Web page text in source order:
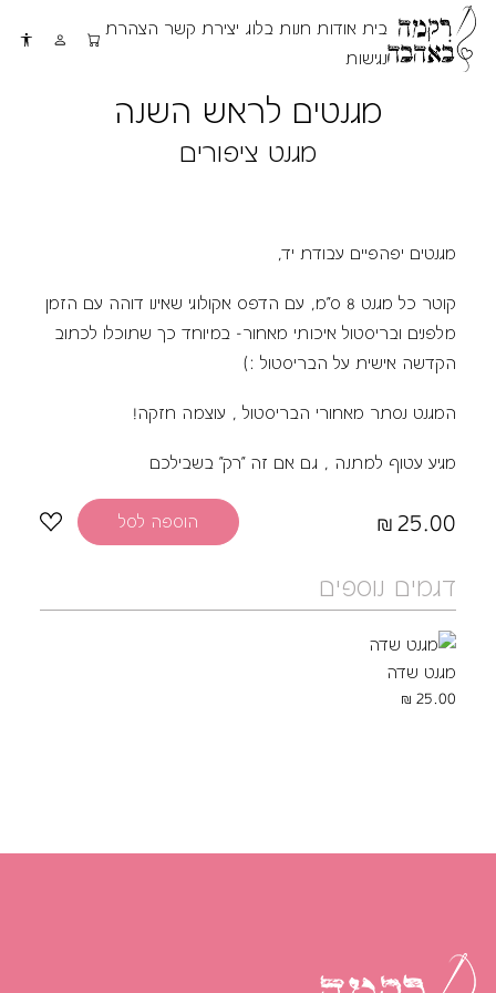
בית אודות חנות בלוג יצירת קשר הצהרת
נגישות
מגנטים לראש השנה
מגנט ציפורים
מגנטים יפהפיים עבודת יד,
קוטר כל מגנט 8 ס"מ, עם הדפס אקולוגי שאינו דוהה עם הזמן
מלפנים ובריסטול איכותי מאחור- במיוחד כך שתוכלו לכתוב
הקדשה אישית על הבריסטול :)
המגנט נסתר מאחורי הבריסטול , עוצמה חזקה!
מגיע עטוף למתנה , גם אם זה "רק" בשבילכם
25.00 הוספה לסל
דגמים נוספים
מגנט שדה
25.00